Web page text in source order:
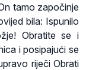
tamo započinje
bila: Ispunilo
Obratite se i
i posipajući se
riječi Obrati